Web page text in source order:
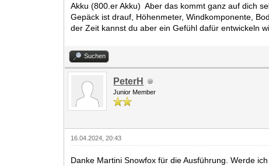
Akku (800.er Akku) Aber das kommt ganz auf dich
Gepäck ist drauf, Höhenmeter, Windkomponente,
der Zeit kannst du aber ein Gefühl dafür entwickeln
Suchen
PeterH
Junior Member
16.04.2024, 20:43
Danke Martini Snowfox für die Ausführung. Werde